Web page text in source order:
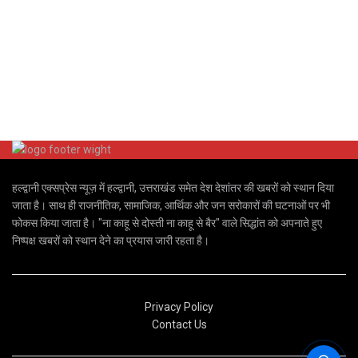
हल्द्वानी एक्सप्रेस न्यूज़ में हल्द्वानी, उत्तराखंड समेत देश देशांतर की खबरों को स्थान दिया
जाता है। साथ ही राजनीतिक, सामाजिक, आर्थिक और जन सरोकारों की घटनाओं पर भी
फोकस किया जाता है। "ना काहू से दोस्ती ना काहू से बैर" वाले सिद्धांत को अपनाते हुए
निष्पक्ष खबरों को स्थान देने का प्रयास जारी रहता है।
Privacy Policy
Contact Us